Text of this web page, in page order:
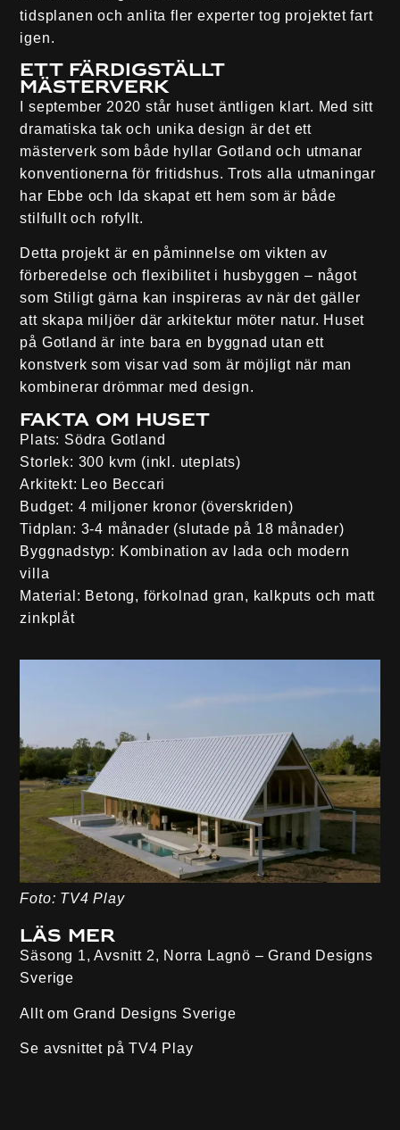
tidsplanen och anlita fler experter tog projektet fart
igen.
Ett färdigställt
mästerverk
I september 2020 står huset äntligen klart. Med sitt
dramatiska tak och unika design är det ett
mästerverk som både hyllar Gotland och utmanar
konventionerna för fritidshus. Trots alla utmaningar
har Ebbe och Ida skapat ett hem som är både
stilfullt och rofyllt.
Detta projekt är en påminnelse om vikten av
förberedelse och flexibilitet i husbyggen – något
som Stiligt gärna kan inspireras av när det gäller
att skapa miljöer där arkitektur möter natur. Huset
på Gotland är inte bara en byggnad utan ett
konstverk som visar vad som är möjligt när man
kombinerar drömmar med design.
Fakta om huset
Plats: Södra Gotland
Storlek: 300 kvm (inkl. uteplats)
Arkitekt: Leo Beccari
Budget: 4 miljoner kronor (överskriden)
Tidplan: 3-4 månader (slutade på 18 månader)
Byggnadstyp: Kombination av lada och modern
villa
Material: Betong, förkolnad gran, kalkputs och matt
zinkplåt
Foto: TV4 Play
Läs mer
Säsong 1, Avsnitt 2, Norra Lagnö – Grand Designs
Sverige
Allt om Grand Designs Sverige
Se avsnittet påTV4 Play